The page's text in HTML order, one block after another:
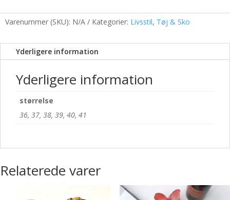
Varenummer (SKU): N/A Kategorier: Livsstil, Tøj & Sko
Yderligere information
Yderligere information
størrelse
36, 37, 38, 39, 40, 41
Relaterede varer